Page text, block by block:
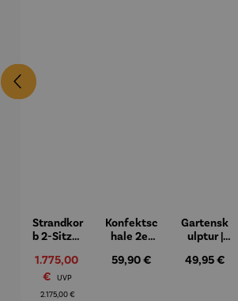
Strandkor
b 2-Sitzer
set |
Mahagoni
holz –
Verkaufspreis:
1.775,00
€
UVP
2.175,00 €
Konfektsc
hale 2er
Edelstahl
Regulärer Preis:
59,90 €
Gartensk
ulptur |
n | Flower
Regulärer
49,95 €